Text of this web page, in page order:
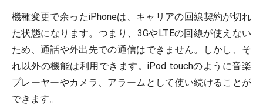
機種変更で余ったiPhoneは、キャリアの回線契約が切れ
た状態になります。つまり、3GやLTEの回線が使えない
ため、通話や外出先での通信はできません。しかし、そ
れ以外の機能は利用できます。iPod touchのように音楽
プレーヤーやカメラ、アラームとして使い続けることが
できます。